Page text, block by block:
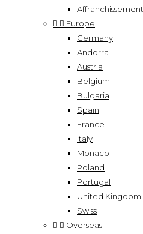
  Europe
Germany
Andorra
Austria
Belgium
Bulgaria
Spain
France
Italy
Monaco
Poland
Portugal
United Kingdom
Swiss
  Overseas